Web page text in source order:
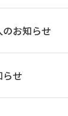
のお知らせ
らせ